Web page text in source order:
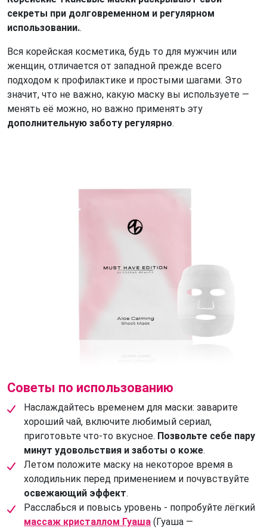
секреты при долговременном и регулярном
использовании..
Вся корейская косметика, будь то для мужчин или
женщин, отличается от западной прежде всего
подходом к профилактике и простыми шагами. Это
значит, что не важно, какую маску вы используете —
менять её можно, но важно применять эту
дополнительную заботу регулярно.
Советы по использованию
Наслаждайтесь временем для маски: заварите
хороший чай, включите любимый сериал,
приготовьте что-то вкусное. Позвольте себе пару
минут удовольствия и заботы о коже.
Летом положите маску на некоторое время в
холодильник перед применением и почувствуйте
освежающий эффект.
Расслабься и повысь уровень - попробуйте лёгкий
массаж кристаллом Гуаша (Гуаша —